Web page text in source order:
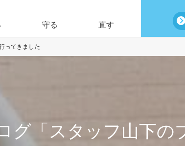
守る 直す
ってきました
グ「スタッフ山下の